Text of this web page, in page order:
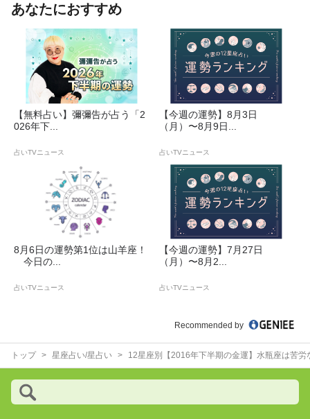
あなたにおすすめ
【無料占い】彌彌告が占う「2
026年下...
占いTVニュース
【今週の運勢】8月3日
（月）〜8月9日...
占いTVニュース
8月6日の運勢第1位は山羊座！
今日の...
占いTVニュース
【今週の運勢】7月27日
（月）〜8月2...
占いTVニュース
Recommended by
トップ 星座占い/星占い 12星座別【2016年下半期の金運】水瓶座は苦労